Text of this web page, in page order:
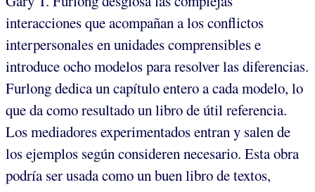
interacciones que acompañan a los conflictos
interpersonales en unidades comprensibles e
introduce ocho modelos para resolver las diferencias.
Furlong dedica un capítulo entero a cada modelo, lo
que da como resultado un libro de útil referencia.
Los mediadores experimentados entran y salen de
los ejemplos según consideren necesario. Esta obra
podría ser usada como un buen libro de textos,